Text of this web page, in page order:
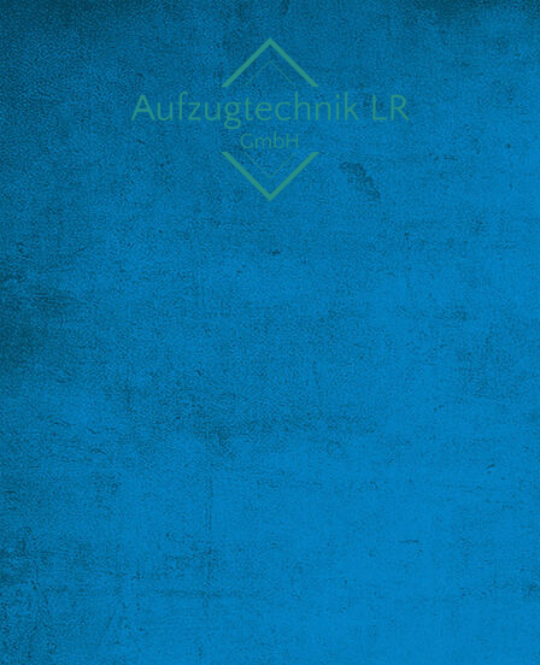
Startseite
Über Uns
Leistungen
Kontakt